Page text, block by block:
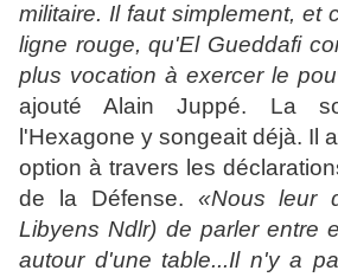
militaire. Il faut simplement, et
ligne rouge, qu'El Gueddafi
plus vocation à exercer le
ajouté Alain Juppé. La
l'Hexagone y songeait déjà. Il
option à travers les
de la Défense. «Nous leur
Libyens Ndlr) de parler entre
autour d'une table...Il n'y a